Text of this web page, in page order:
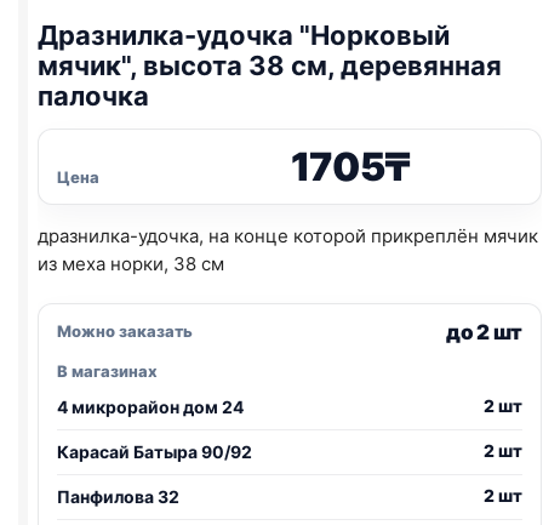
Дразнилка-удочка "Норковый
мячик", высота 38 см, деревянная
палочка
Цена 1705₸
дразнилка-удочка, на конце которой прикреплён мячик
из меха норки, 38 см
Можно заказать до 2 шт
В магазинах
4 микрорайон дом 24 2 шт
Карасай Батыра 90/92 2 шт
Панфилова 32 2 шт